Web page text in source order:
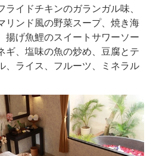
ライドチキンのガランガル味、
リンド風の野菜スープ、焼き海
揚げ魚鯉のスイートサワーソー
ギ、塩味の魚の炒め、豆腐とテ
、ライス、フルーツ、ミネラル